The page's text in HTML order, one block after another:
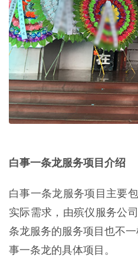
白事一条龙服务项目介绍
白事一条龙服务项目主要
实际需求，由殡仪服务公
条龙服务的服务项目也不
事一条龙的具体项目。